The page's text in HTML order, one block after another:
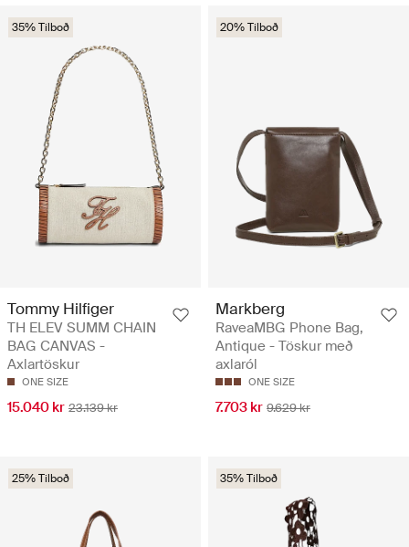
35% Tilboð
Tommy Hilfiger
TH ELEV SUMM CHAIN
BAG CANVAS -
Axlartöskur
ONE SIZE
15.040 kr 23.139 kr
20% Tilboð
Markberg
RaveaMBG Phone Bag,
Antique - Töskur með
axlaról
ONE SIZE
7.703 kr 9.629 kr
25% Tilboð 35% Tilboð